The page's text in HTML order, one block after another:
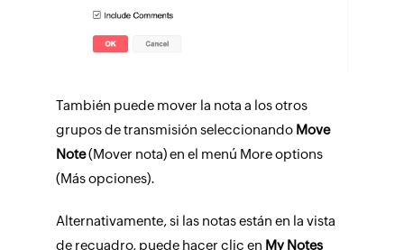
También puede mover la nota a los otros
grupos de transmisión seleccionando Move
Note(Mover nota) en el menú More options
(Más opciones).
Alternativamente, si las notas están en la vista
de recuadro, puede hacer clic en My Notes